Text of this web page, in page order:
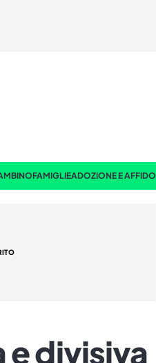
FAMIGLIEADOZIONE E AFFIDO
e divisiva